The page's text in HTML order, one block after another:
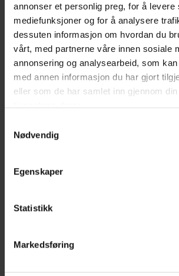
annonser et personlig preg, for å levere
mediefunksjoner og for å analysere
dessuten informasjon om hvordan du
vårt, med partnerne våre innen sosiale
annonsering og analysearbeid, som
med annen informasjon du har gjort
eller som de har samlet inn gjennom
tjenestene deres.
Nødvendig
Egenskaper
Statistikk
Markedsføring
Skipsarbeidsloven
Arbeidsrett | EU/EØS-
Transport og